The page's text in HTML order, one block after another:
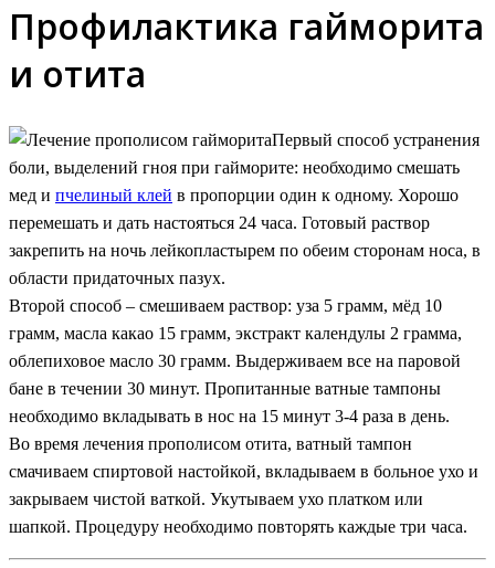
Профилактика гайморита
и отита
Первый способ устранения
боли, выделений гноя при гайморите: необходимо смешать
мед и пчелиный клей в пропорции один к одному. Хорошо
перемешать и дать настояться 24 часа. Готовый раствор
закрепить на ночь лейкопластырем по обеим сторонам носа, в
области придаточных пазух.
Второй способ – смешиваем раствор: уза 5 грамм, мёд 10
грамм, масла какао 15 грамм, экстракт календулы 2 грамма,
облепиховое масло 30 грамм. Выдерживаем все на паровой
бане в течении 30 минут. Пропитанные ватные тампоны
необходимо вкладывать в нос на 15 минут 3-4 раза в день.
Во время лечения прополисом отита, ватный тампон
смачиваем спиртовой настойкой, вкладываем в больное ухо и
закрываем чистой ваткой. Укутываем ухо платком или
шапкой. Процедуру необходимо повторять каждые три часа.